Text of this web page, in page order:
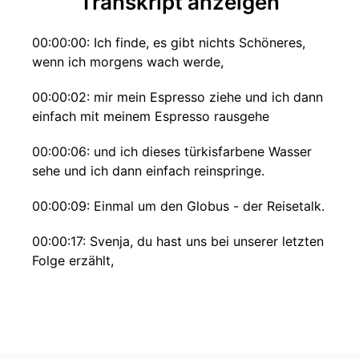
00:00:00: Ich finde, es gibt nichts Schöneres,
wenn ich morgens wach werde,
00:00:02: mir mein Espresso ziehe und ich dann
einfach mit meinem Espresso rausgehe
00:00:06: und ich dieses türkisfarbene Wasser
sehe und ich dann einfach reinspringe.
00:00:09: Einmal um den Globus - der Reisetalk.
00:00:17: Svenja, du hast uns bei unserer letzten
Folge erzählt,